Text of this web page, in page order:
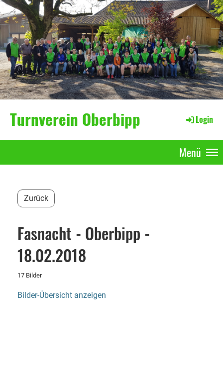
Turnverein Oberbipp Login
Menü
Zurück
Fasnacht - Oberbipp -
18.02.2018
17 Bilder
Bilder-Übersicht anzeigen